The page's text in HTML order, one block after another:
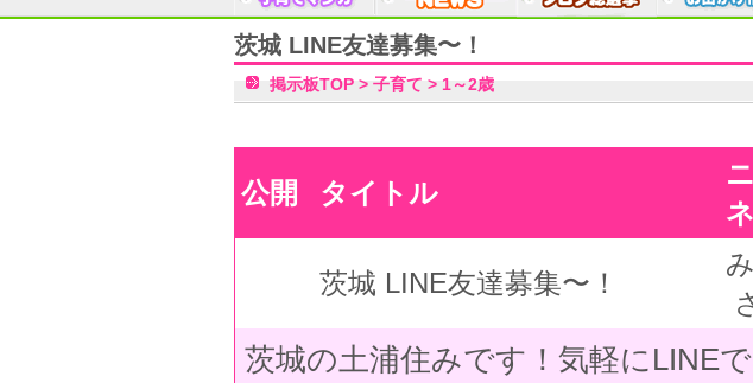
茨城 LINE友達募集〜！
掲示板TOP > 子育て > 1～2歳
公開 タイトル
茨城 LINE友達募集〜！
茨城の土浦住みです！気軽にLINE